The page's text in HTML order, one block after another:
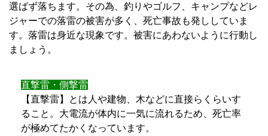
選ばず落ちます。その為、釣りやゴルフ、キャンプなどレ
ジャーでの落雷の被害が多く、死亡事故も発ししていま
す。落雷は身近な現象です。被害にあわないように行動し
ましょう。
直撃雷・側撃雷
【直撃雷】とは人や建物、木などに直接らくらいす
ること。大電流が体内に一気に流れるため、死亡率
が極めてたかくなっています。